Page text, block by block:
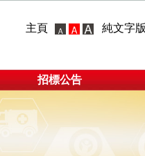
主頁 純文字版
招標公告